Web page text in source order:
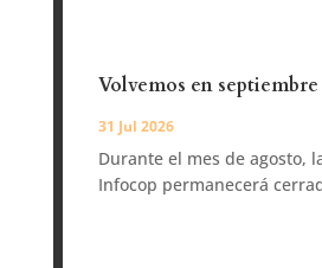
Volvemos en septiembre
31 Jul 2026
Durante el mes de agosto,
Infocop permanecerá